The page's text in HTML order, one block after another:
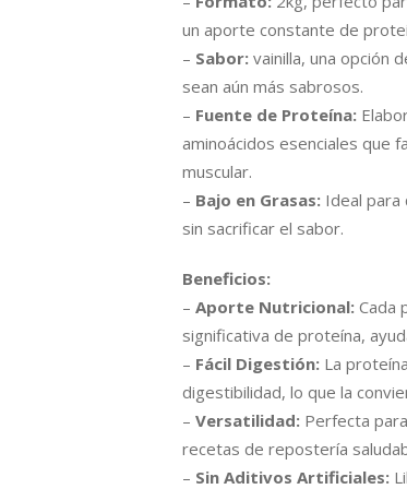
un aporte constante de
– Sabor: vainilla, una opción
sean aún más sabrosos.
– Fuente de Proteína:
aminoácidos esenciales que
muscular.
– Bajo en Grasas: Ideal para
sin sacrificar el sabor.
Beneficios:
– Aporte Nutricional: Cada
significativa de proteína,
– Fácil Digestión: La
digestibilidad, lo que la
– Versatilidad: Perfecta
recetas de repostería
– Sin Aditivos Artificiales: